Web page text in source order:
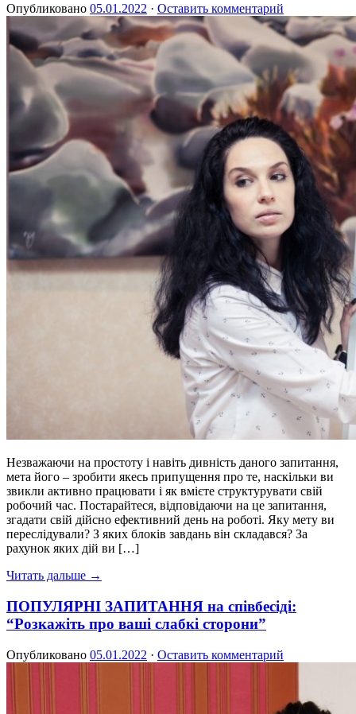
Опубликовано 05.01.2022 · Оставить комментарий
Незважаючи на простоту і навіть дивність даного запитання,
мета його – зробити якесь припущення про те, наскільки ви
звикли активно працювати і як вмієте структурувати свій
робочий час. Постарайтеся, відповідаючи на це запитання,
згадати свій дійсно ефективний день на роботі. Яку мету ви
переслідували? З яких блоків завдань він складався? За
рахунок яких дій ви […]
Читать дальше →
ПОПУЛЯРНІ ЗАПИТАННЯ на співбесіді:
“Розкажіть про ваші слабкі сторони”
Опубликовано 05.01.2022 · Оставить комментарий